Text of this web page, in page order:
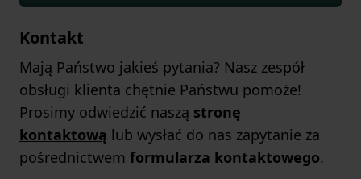
Kontakt
Mają Państwo jakieś pytania? Nasz zespół
obsługi klienta chętnie Państwu pomoże!
Prosimy odwiedzić naszą stronę
kontaktową lub wysłać do nas zapytanie za
pośrednictwem formularza kontaktowego.